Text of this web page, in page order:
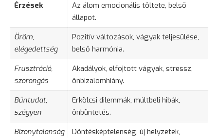
Érzések
Az álom emocionális töltete, belső
állapot.
Öröm,
elégedettség
Pozitív változások, vágyak teljesülése,
belső harmónia.
Frusztráció,
szorongás
Akadályok, elfojtott vágyak, stressz,
önbizalomhiány.
Bűntudat,
szégyen
Erkölcsi dilemmák, múltbeli hibák,
önbüntetés.
Bizonytalanság
Döntésképtelenség, új helyzetek,